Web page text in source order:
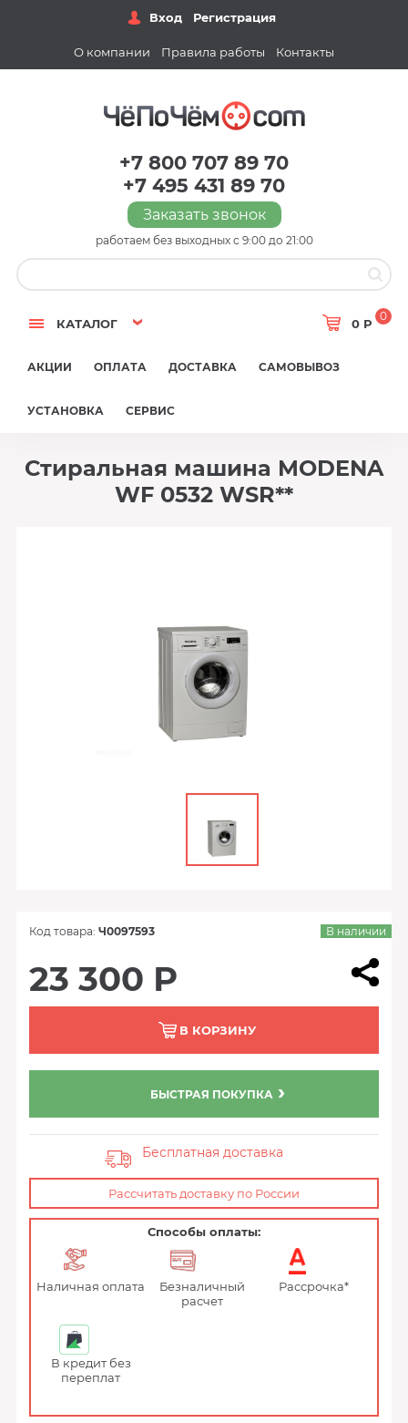
Вход Регистрация
О компании Правила работы Контакты
+7 800 707 89 70
+7 495 431 89 70
Заказать звонок
работаем без выходных с 9:00 до 21:00
КАТАЛОГ 0 Р
0
АКЦИИ ОПЛАТА ДОСТАВКА САМОВЫВОЗ
УСТАНОВКА СЕРВИС
Стиральная машина MODENA
WF 0532 WSR**
Код товара: Ч0097593 В наличии
23 300 Р
В КОРЗИНУ
БЫСТРАЯ ПОКУПКА
Бесплатная доставка
Рассчитать доставку по России
Способы оплаты:
Наличная оплата
Безналичный
расчет
Рассрочка*
В кредит без
переплат